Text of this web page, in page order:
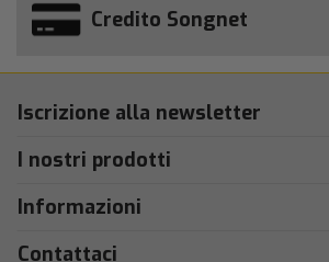
Credito Songnet
Iscrizione alla newsletter
I nostri prodotti
Informazioni
Contattaci